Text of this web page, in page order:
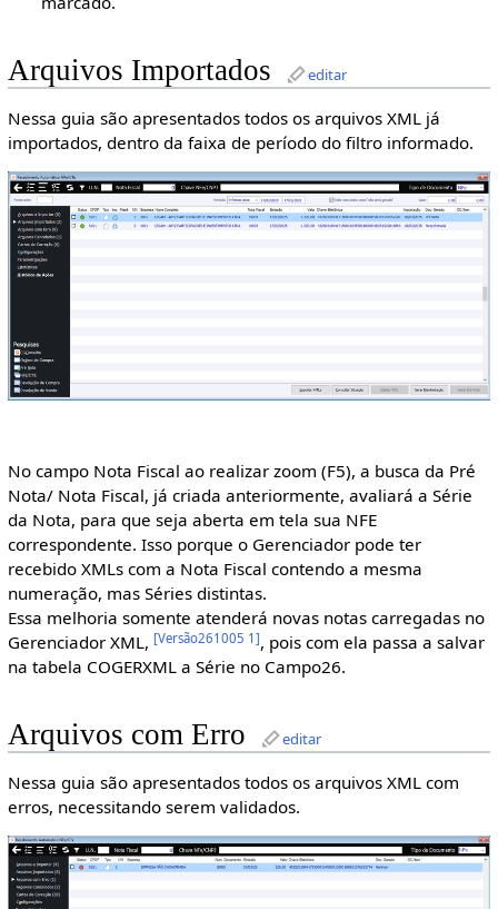
Arquivos Importados editar
Nessa guia são apresentados todos os arquivos XML já
importados, dentro da faixa de período do filtro informado.
No campo Nota Fiscal ao realizar zoom (F5), a busca da Pré
Nota/ Nota Fiscal, já criada anteriormente, avaliará a Série
da Nota, para que seja aberta em tela sua NFE
correspondente. Isso porque o Gerenciador pode ter
recebido XMLs com a Nota Fiscal contendo a mesma
numeração, mas Séries distintas.
Essa melhoria somente atenderá novas notas carregadas no
Gerenciador XML, [Versão261005 1 ], pois com ela passa a salvar
na tabela COGERXML a Série no Campo26.
Arquivos com Erro editar
Nessa guia são apresentados todos os arquivos XML com
erros, necessitando serem validados.